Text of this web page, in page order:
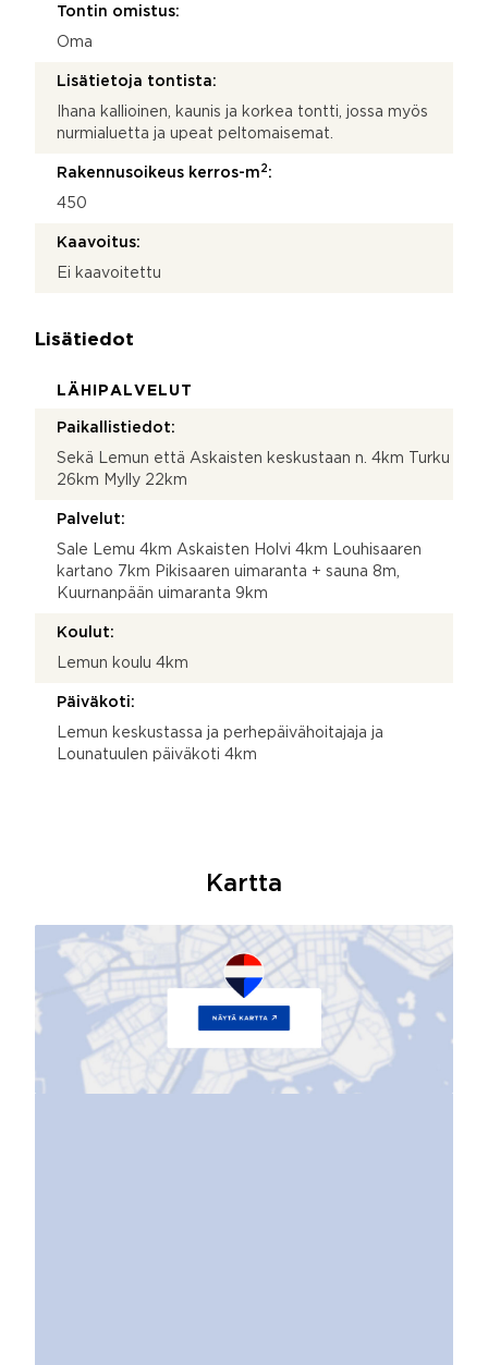
Tontin omistus:
Oma
Lisätietoja tontista:
Ihana kallioinen, kaunis ja korkea tontti, jossa myös
nurmialuetta ja upeat peltomaisemat.
Rakennusoikeus kerros-m 2 :
450
Kaavoitus:
Ei kaavoitettu
Lisätiedot
LÄHIPALVELUT
Paikallistiedot:
Sekä Lemun että Askaisten keskustaan n. 4km Turku
26km Mylly 22km
Palvelut:
Sale Lemu 4km Askaisten Holvi 4km Louhisaaren
kartano 7km Pikisaaren uimaranta + sauna 8m,
Kuurnanpään uimaranta 9km
Koulut:
Lemun koulu 4km
Päiväkoti:
Lemun keskustassa ja perhepäivähoitajaja ja
Lounatuulen päiväkoti 4km
Kartta